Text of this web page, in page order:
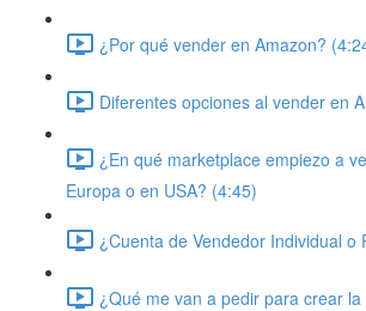
¿Por qué vender en Amazon?
Diferentes opciones al vender en
¿En qué marketplace empiezo a
Europa o en USA? (4:45)
¿Cuenta de Vendedor Individual o
¿Qué me van a pedir para crear